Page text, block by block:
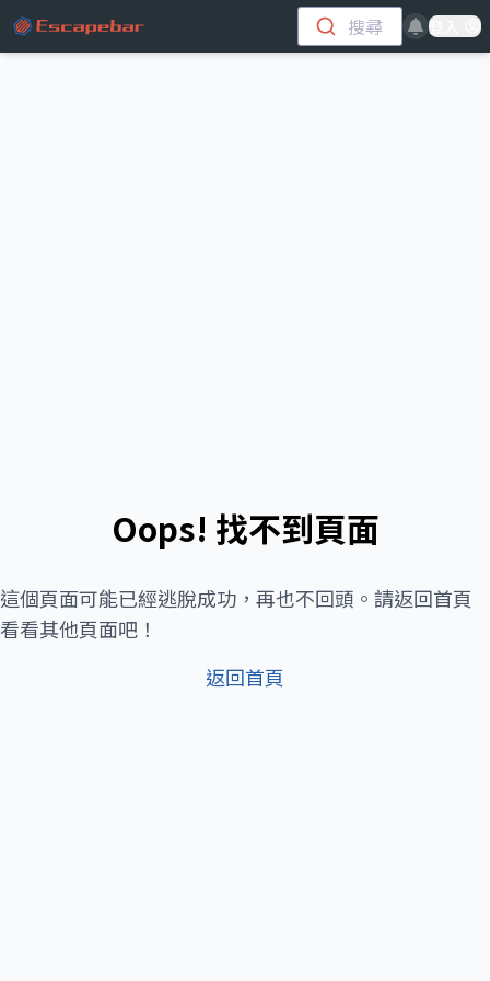
跳至主要內容
搜尋 登入
Oops! 找不到頁面
這個頁面可能已經逃脫成功，再也不回頭。請返回首頁
看看其他頁面吧！
返回首頁